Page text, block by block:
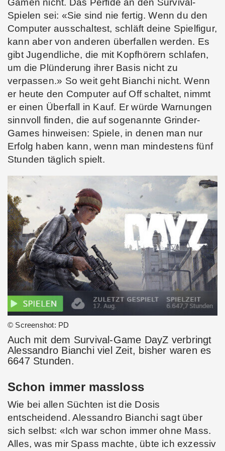
Gamen nicht. Das Perfide an den Survival-
Spielen sei: «Sie sind nie fertig. Wenn du den
Computer ausschaltest, schläft deine Spielfigur,
kann aber von anderen überfallen werden. Es
gibt Jugendliche, die mit Kopfhörern schlafen,
um die Plünderung ihrer Basis nicht zu
verpassen.» So weit geht Bianchi nicht. Wenn
er heute den Computer auf Off schaltet, nimmt
er einen Überfall in Kauf. Er würde Warnungen
sinnvoll finden, die auf sogenannte Grinder-
Games hinweisen: Spiele, in denen man nur
Erfolg haben kann, wenn man mindestens fünf
Stunden täglich spielt.
© Screenshot: PD
Auch mit dem Survival-Game DayZ verbringt
Alessandro Bianchi viel Zeit, bisher waren es
6647 Stunden.
Schon immer massloss
Wie bei allen Süchten ist die Dosis
entscheidend. Alessandro Bianchi sagt über
sich selbst: «Ich war schon immer ohne Mass.
Alles, was mir Spass machte, übte ich exzessiv